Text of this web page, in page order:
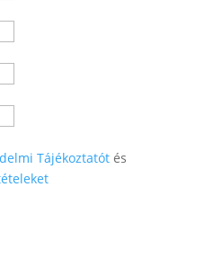
Tájékoztatótés